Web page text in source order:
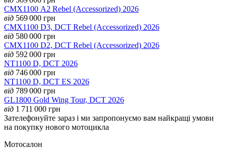
CMX1100 А2 Rebel (Accessorized) 2026
від 569 000 грн
CMX1100 D3, DCT Rebel (Accessorized) 2026
від 580 000 грн
CMX1100 D2, DCT Rebel (Accessorized) 2026
від 592 000 грн
NT1100 D, DCT 2026
від 746 000 грн
NT1100 D, DCT ES 2026
від 789 000 грн
GL1800 Gold Wing Tour, DCT 2026
від 1 711 000 грн
Зателефонуйте зараз і ми запропонуємо вам найкращі умови
на покупку нового мотоцикла
Мотосалон